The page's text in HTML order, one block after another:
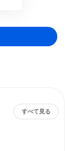
すべて見る